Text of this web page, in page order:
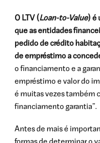
O LTV (Loan-to-Value) é
que as entidades
pedido de crédito
de empréstimo a
o financiamento e a
empréstimo e valor do
é muitas vezes também
financiamento garantia”.
Antes de mais é